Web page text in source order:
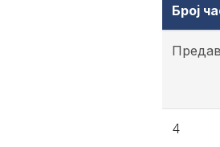
Број
4